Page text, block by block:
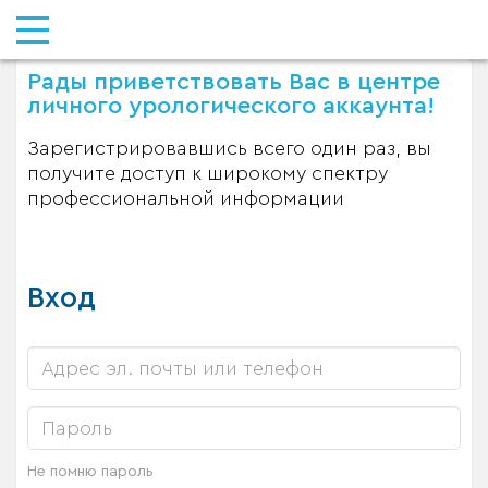
Рады приветствовать Вас в центре
личного урологического аккаунта!
Зарегистрировавшись всего один раз, вы
получите доступ к широкому спектру
профессиональной информации
Вход
Не помню пароль